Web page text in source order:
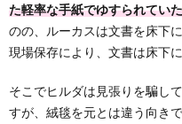
た軽率な手紙でゆすられてい
のの、ルーカスは文書を床下
現場保存により、文書は床下
そこでヒルダは見張りを騙し
すが、絨毯を元とは違う向き